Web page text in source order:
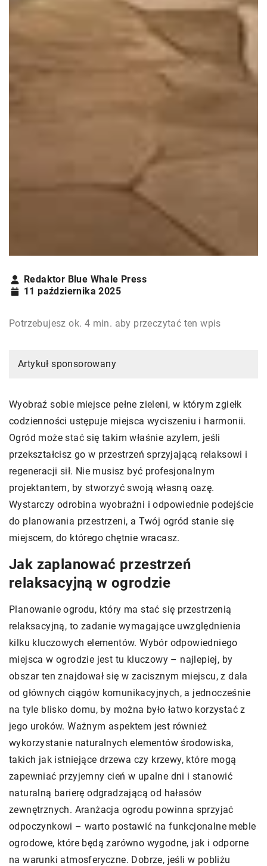
Redaktor Blue Whale Press
11 października 2025
Potrzebujesz ok. 4 min. aby przeczytać ten wpis
Artykuł sponsorowany
Wyobraź sobie miejsce pełne zieleni, w którym zgiełk
codzienności ustępuje miejsca wyciszeniu i harmonii.
Ogród może stać się takim właśnie azylem, jeśli
przekształcisz go w przestrzeń sprzyjającą relaksowi i
regeneracji sił. Nie musisz być profesjonalnym
projektantem, by stworzyć swoją własną oazę.
Wystarczy odrobina wyobraźni i odpowiednie podejście
do planowania przestrzeni, a Twój ogród stanie się
miejscem, do którego chętnie wracasz.
Jak zaplanować przestrzeń
relaksacyjną w ogrodzie
Planowanie ogrodu, który ma stać się przestrzenią
relaksacyjną, to zadanie wymagające uwzględnienia
kilku kluczowych elementów. Wybór odpowiedniego
miejsca w ogrodzie jest tu kluczowy – najlepiej, by
obszar ten znajdował się w zacisznym miejscu, z dala
od głównych ciągów komunikacyjnych, a jednocześnie
na tyle blisko domu, by można było łatwo korzystać z
jego uroków. Ważnym aspektem jest również
wykorzystanie naturalnych elementów środowiska,
takich jak istniejące drzewa czy krzewy, które mogą
zapewniać przyjemny cień w upalne dni i stanowić
naturalną barierę odgradzającą od hałasów
zewnętrznych. Aranżacja ogrodu powinna sprzyjać
odpoczynkowi – warto postawić na funkcjonalne meble
ogrodowe, które będą zarówno wygodne, jak i odporne
na warunki atmosferyczne. Dobrze, jeśli w pobliżu